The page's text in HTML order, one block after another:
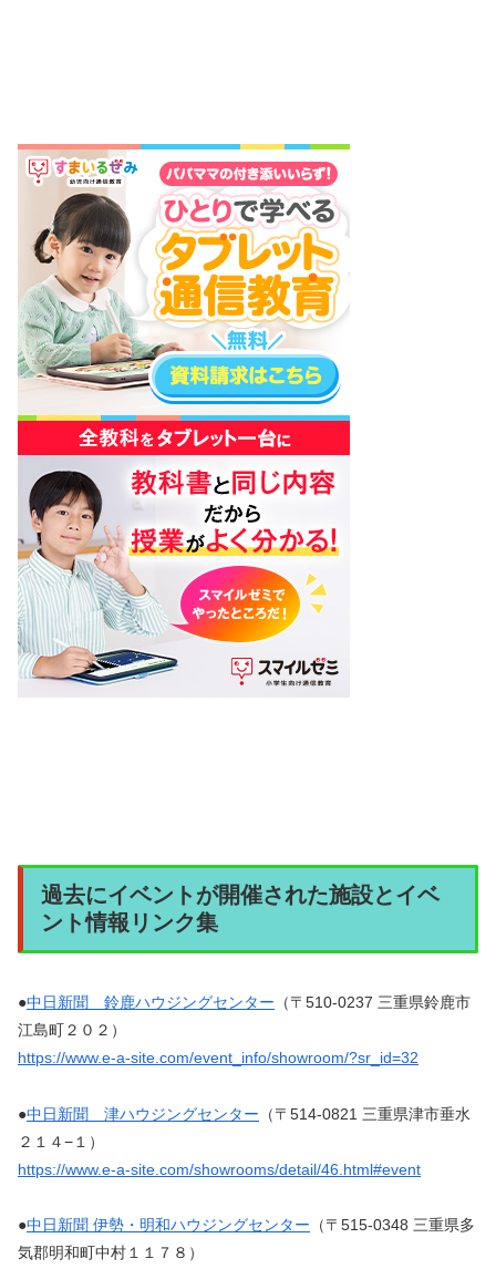
いつも読んでいただいてありがとうございます！このブログは
ヒーローショーの情報を中心に子どもを楽しませるための情報
を発信しています。キャンペーン概要2026年も、**明治「そ
れいけ！アンパンマン 夏のオールスターキャンペーン2026」
**が開…
tousanrider.com
ファミレス Joyfull で鬼滅の刃コラボ開催！
7/14(火)からスタート！
いつも読んでいただいてありがとうございます！このブログは
ヒーローショーの情報を中心に子どもを楽しませるための情報
を発信しています。キャンペーン概要国民的、いや世界的人気
アニメの「鬼滅の刃」とのコラボキャンペーン2024年に実施
されたコラボで…
tousanrider.com
名探偵プリキュアの映画の入場者プレゼントが公
開。今年も豪華！
いつも読んでいただいてありがとうございます！このブログは
ヒーローショーの情報を中心に子どもを楽しませるための情報
を発信しています。「ポチタンミラクルライト」2026年9月18
日公開の『映画名探偵プリキュア！ 不思議な庭と2人の秘密』
では、お…
tousanrider.com
サントリー自販機で名探偵コナンのアクリルスタ
ンドが当たるキャンペーン！
いつも読んでいただいてありがとうございます！このブログは
ヒーローショーの情報を中心に子どもを楽しませるための情報
を発信しています。キャンペーン概要公式HP高いからあんま
り自販機でジュース買いたくないけど、コナンのグッズが当た
るなら買ってみよ…
tousanrider.com
過去にイベントが開催された施設とイベ
ント情報リンク集
●中日新聞 鈴鹿ハウジングセンター （〒510-0237 三重県鈴鹿市
江島町２０２）
https://www.e-a-site.com/event_info/showroom/?sr_id=32
●中日新聞 津ハウジングセンター （〒514-0821 三重県津市垂水
２１４−１）
https://www.e-a-site.com/showrooms/detail/46.html#event
●中日新聞 伊勢・明和ハウジングセンター （〒515-0348 三重県多
気郡明和町中村１１７８）